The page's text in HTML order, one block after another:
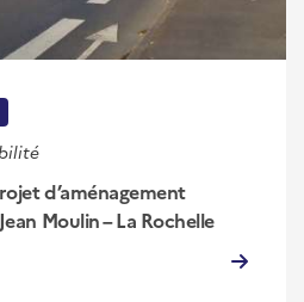
d’aménagement
Moulin – La Rochelle